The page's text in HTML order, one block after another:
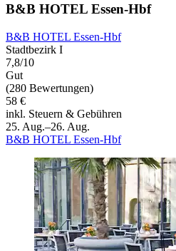
B&B HOTEL Essen-Hbf
B&B HOTEL Essen-Hbf
Stadtbezirk I
7,8/10
Gut
(280 Bewertungen)
58 €
inkl. Steuern & Gebühren
25. Aug.–26. Aug.
B&B HOTEL Essen-Hbf